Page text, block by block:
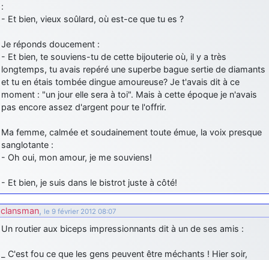
:
- Et bien, vieux soûlard, où est-ce que tu es ?
Je réponds doucement :
- Et bien, te souviens-tu de cette bijouterie où, il y a très
longtemps, tu avais repéré une superbe bague sertie de diamants
et tu en étais tombée dingue amoureuse? Je t'avais dit à ce
moment : "un jour elle sera à toi". Mais à cette époque je n'avais
pas encore assez d'argent pour te l'offrir.
Ma femme, calmée et soudainement toute émue, la voix presque
sanglotante :
- Oh oui, mon amour, je me souviens!
- Et bien, je suis dans le bistrot juste à côté!
clansman, le 9 février 2012 08:07
Un routier aux biceps impressionnants dit à un de ses amis :
_ C'est fou ce que les gens peuvent être méchants ! Hier soir,